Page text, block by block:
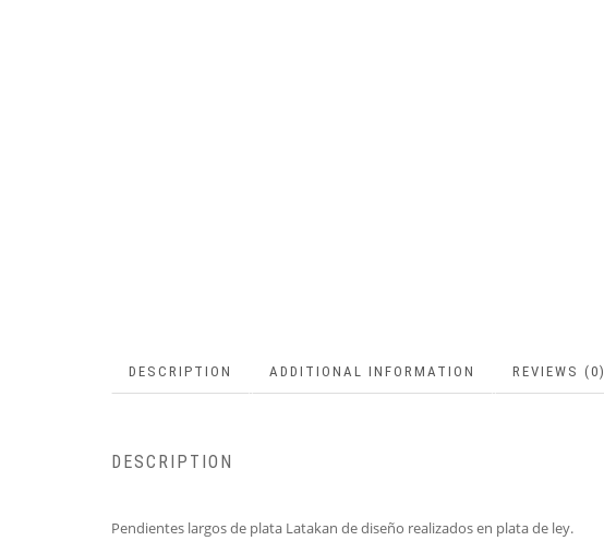
DESCRIPTION ADDITIONAL INFORMATION REVIEWS (0)
DESCRIPTION
Pendientes largos de plata Latakan de diseño realizados en plata de ley.